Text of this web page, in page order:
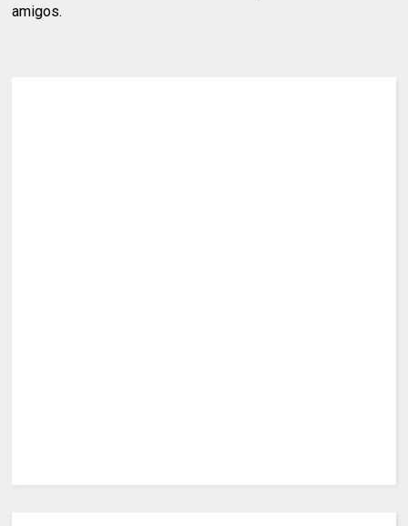
amigos.